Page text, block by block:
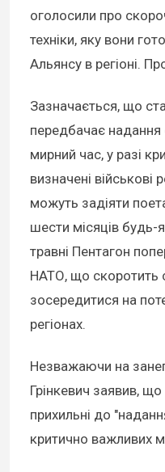
оголосили про
техніки, яку вони
Альянсу в регіоні.
Зазначається, що
передбачає надання
мирний час, у разі
визначені військові
можуть задіяти
шести місяців будь-
травні Пентагон
НАТО, що скоротить
зосередитися на
регіонах.
Незважаючи на
Грінкевич заявив,
прихильні до
критично важливих